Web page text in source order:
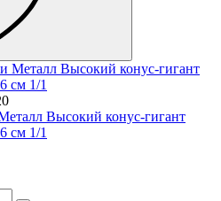
Высокий конус-гигант
см 1/1